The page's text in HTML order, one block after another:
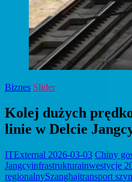
Biznes Slider
Kolej dużych
linie w Delcie
ITExternal 2026-03-03 Chiny
Jangcyinfrastrukturainwestycje
regionalnySzanghajtransport